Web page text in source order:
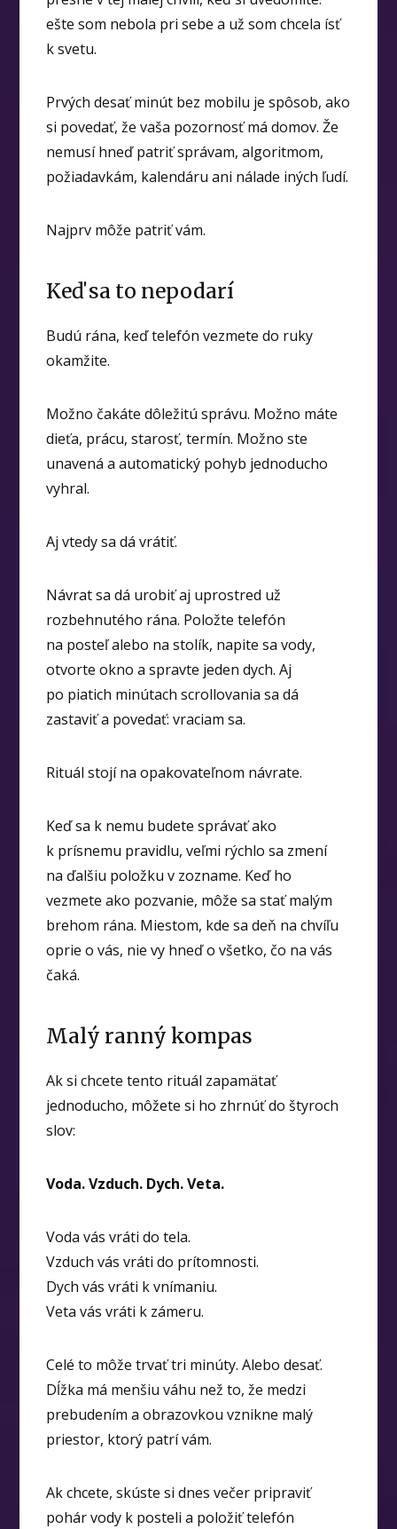
ešte som nebola pri sebe a už som chcela ísť
k svetu.
Prvých desať minút bez mobilu je spôsob, ako
si povedať, že vaša pozornosť má domov. Že
nemusí hneď patriť správam, algoritmom,
požiadavkám, kalendáru ani nálade iných ľudí.
Najprv môže patriť vám.
Keď sa to nepodarí
Budú rána, keď telefón vezmete do ruky
okamžite.
Možno čakáte dôležitú správu. Možno máte
dieťa, prácu, starosť, termín. Možno ste
unavená a automatický pohyb jednoducho
vyhral.
Aj vtedy sa dá vrátiť.
Návrat sa dá urobiť aj uprostred už
rozbehnutého rána. Položte telefón
na posteľ alebo na stolík, napite sa vody,
otvorte okno a spravte jeden dych. Aj
po piatich minútach scrollovania sa dá
zastaviť a povedať: vraciam sa.
Rituál stojí na opakovateľnom návrate.
Keď sa k nemu budete správať ako
k prísnemu pravidlu, veľmi rýchlo sa zmení
na ďalšiu položku v zozname. Keď ho
vezmete ako pozvanie, môže sa stať malým
brehom rána. Miestom, kde sa deň na chvíľu
oprie o vás, nie vy hneď o všetko, čo na vás
čaká.
Malý ranný kompas
Ak si chcete tento rituál zapamätať
jednoducho, môžete si ho zhrnúť do štyroch
slov:
Voda. Vzduch. Dych. Veta.
Voda vás vráti do tela.
Vzduch vás vráti do prítomnosti.
Dych vás vráti k vnímaniu.
Veta vás vráti k zámeru.
Celé to môže trvať tri minúty. Alebo desať.
Dĺžka má menšiu váhu než to, že medzi
prebudením a obrazovkou vznikne malý
priestor, ktorý patrí vám.
Ak chcete, skúste si dnes večer pripraviť
pohár vody k posteli a položiť telefón